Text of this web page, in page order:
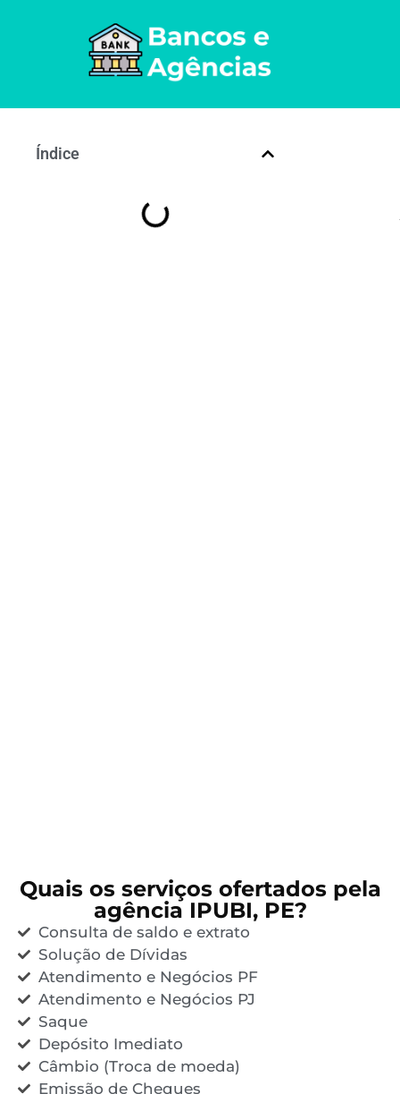
Índice
Quais os serviços ofertados pela
agência IPUBI, PE?
Consulta de saldo e extrato
Solução de Dívidas
Atendimento e Negócios PF
Atendimento e Negócios PJ
Saque
Depósito Imediato
Câmbio (Troca de moeda)
Emissão de Cheques